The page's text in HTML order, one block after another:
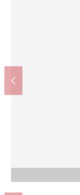
7-
松
医疗法人公
市
市川